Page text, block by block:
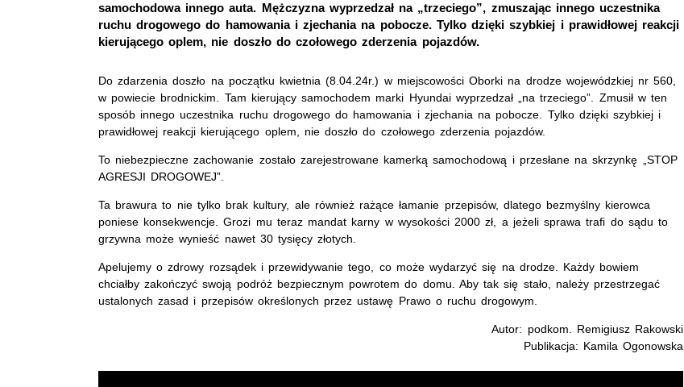
samochodowa innego auta. Mężczyzna wyprzedzał na „trzeciego”, zmuszając innego uczestnika
ruchu drogowego do hamowania i zjechania na pobocze. Tylko dzięki szybkiej i prawidłowej reakcji
kierującego oplem, nie doszło do czołowego zderzenia pojazdów.
Do zdarzenia doszło na początku kwietnia (8.04.24r.) w miejscowości Oborki na drodze wojewódzkiej nr 560,
w powiecie brodnickim. Tam kierujący samochodem marki Hyundai wyprzedzał „na trzeciego”. Zmusił w ten
sposób innego uczestnika ruchu drogowego do hamowania i zjechania na pobocze. Tylko dzięki szybkiej i
prawidłowej reakcji kierującego oplem, nie doszło do czołowego zderzenia pojazdów.
To niebezpieczne zachowanie zostało zarejestrowane kamerką samochodową i przesłane na skrzynkę „STOP
AGRESJI DROGOWEJ”.
Ta brawura to nie tylko brak kultury, ale również rażące łamanie przepisów, dlatego bezmyślny kierowca
poniese konsekwencje. Grozi mu teraz mandat karny w wysokości 2000 zł, a jeżeli sprawa trafi do sądu to
grzywna może wynieść nawet 30 tysięcy złotych.
Apelujemy o zdrowy rozsądek i przewidywanie tego, co może wydarzyć się na drodze. Każdy bowiem
chciałby zakończyć swoją podróż bezpiecznym powrotem do domu. Aby tak się stało, należy przestrzegać
ustalonych zasad i przepisów określonych przez ustawę Prawo o ruchu drogowym.
Autor: podkom. Remigiusz Rakowski
Publikacja: Kamila Ogonowska